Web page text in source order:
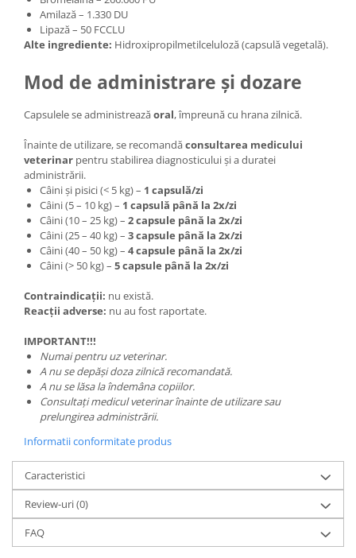
Amilază – 1.330 DU
Lipază – 50 FCCLU
Alte ingrediente: Hidroxipropilmetilceluloză (capsulă vegetală).
Mod de administrare și dozare
Capsulele se administreazăoral, împreună cu hrana zilnică.
Înainte de utilizare, se recomandăconsultarea medicului
veterinar pentru stabilirea diagnosticului și a duratei
administrării.
Câini și pisici (< 5 kg) – 1 capsulă/zi
Câini (5 – 10 kg) – 1 capsulă până la 2x/zi
Câini (10 – 25 kg) – 2 capsule până la 2x/zi
Câini (25 – 40 kg) – 3 capsule până la 2x/zi
Câini (40 – 50 kg) – 4 capsule până la 2x/zi
Câini (> 50 kg) – 5 capsule până la 2x/zi
Contraindicații: nu există.
Reacții adverse: nu au fost raportate.
IMPORTANT!!!
Numai pentru uz veterinar.
A nu se depăși doza zilnică recomandată.
A nu se lăsa la îndemâna copiilor.
Consultați medicul veterinar înainte de utilizare sau
prelungirea administrării.
Informatii conformitate produs
Caracteristici
Review-uri(0)
FAQ